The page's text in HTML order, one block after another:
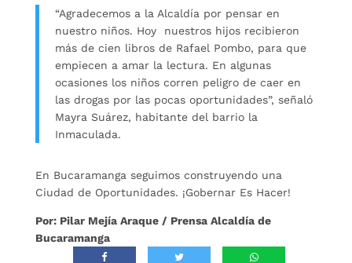
“Agradecemos a la Alcaldía por pensar en
nuestro niños. Hoy nuestros hijos recibieron
más de cien libros de Rafael Pombo, para que
empiecen a amar la lectura. En algunas
ocasiones los niños corren peligro de caer en
las drogas por las pocas oportunidades”, señaló
Mayra Suárez, habitante del barrio la
Inmaculada.
En Bucaramanga seguimos construyendo una
Ciudad de Oportunidades. ¡Gobernar Es Hacer!
Por: Pilar Mejía Araque / Prensa Alcaldía de
Bucaramanga